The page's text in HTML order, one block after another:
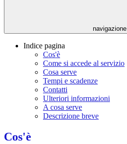
navigazione
Indice pagina
Cos'è
Come si accede al servizio
Cosa serve
Tempi e scadenze
Contatti
Ulteriori informazioni
A cosa serve
Descrizione breve
Cos'è